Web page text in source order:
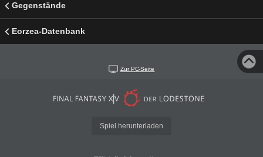
Gegenstände
Eorzea-Datenbank
Zur PC-Seite
Spiel herunterladen